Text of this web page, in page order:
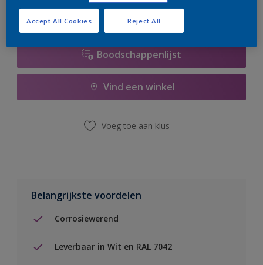
Boodschappenlijst
Vind een winkel
Voeg toe aan klus
Belangrijkste voordelen
Corrosiewerend
Leverbaar in Wit en RAL 7042
Reject All
Accept All Cookies